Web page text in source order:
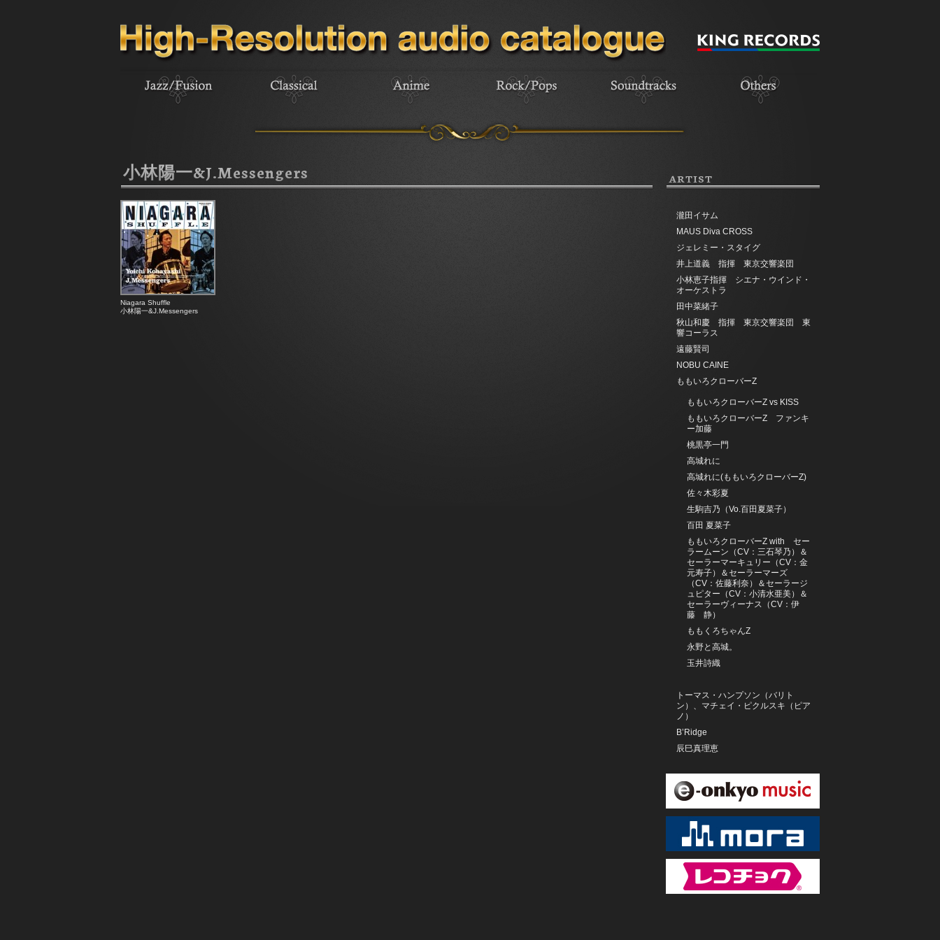
小林陽一&J.Messengers
Niagara Shuffle
小林陽一&J.Messengers
ARTIST
瀧田イサム
MAUS Diva CROSS
ジェレミー・スタイグ
井上道義 指揮 東京交響楽団
小林恵子指揮 シエナ・ウインド・
オーケストラ
田中菜緒子
秋山和慶 指揮 東京交響楽団 東
響コーラス
遠藤賢司
NOBU CAINE
ももいろクローバーZ
ももいろクローバーZ vs KISS
ももいろクローバーZ ファンキ
ー加藤
桃黒亭一門
高城れに
高城れに(ももいろクローバーZ)
佐々木彩夏
生駒吉乃（Vo.百田夏菜子）
百田 夏菜子
ももいろクローバーZ with セー
ラームーン（CV：三石琴乃）＆
セーラーマーキュリー（CV：金
元寿子）＆セーラーマーズ
（CV：佐藤利奈）＆セーラージ
ュピター（CV：小清水亜美）＆
セーラーヴィーナス（CV：伊
藤 静）
ももくろちゃんZ
永野と高城。
玉井詩織
トーマス・ハンプソン（バリト
ン）、マチェイ・ピクルスキ（ピア
ノ）
B’Ridge
辰巳真理恵
アンドレイ・コロベイニコフ（ピア
ノ）
米元響子
橋本由香利
ジュエル☆トリコ
横浜銀蝿40th
寺内タケシ
寺内タケシとルーパス・グラン